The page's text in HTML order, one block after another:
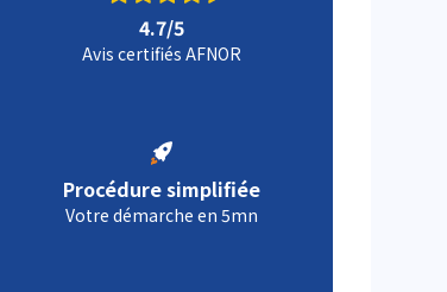
4.7/5
Avis certifiés AFNOR
Procédure simplifiée
Votre démarche en 5mn